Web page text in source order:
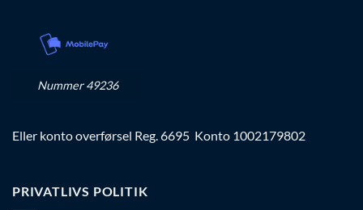
Nummer 49236
Eller konto overførsel Reg. 6695 Konto 1002179802
PRIVATLIVS POLITIK